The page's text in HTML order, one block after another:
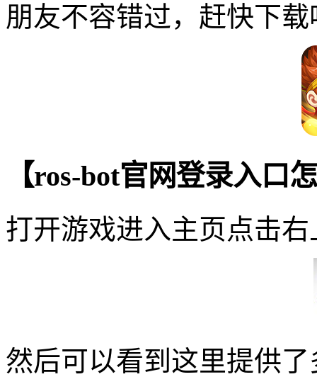
朋友不容错过，赶快下载
【ros-bot官网登录入口
打开游戏进入主页点击
然后可以看到这里提供